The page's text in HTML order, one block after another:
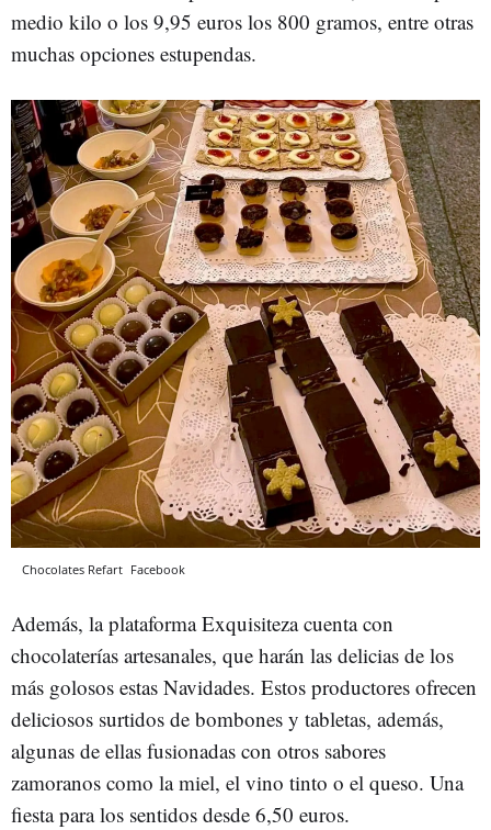
medio kilo o los 9,95 euros los 800 gramos, entre otras
muchas opciones estupendas.
Chocolates Refart Facebook
Además, la plataforma Exquisiteza cuenta con
chocolaterías artesanales, que harán las delicias de los
más golosos estas Navidades. Estos productores ofrecen
deliciosos surtidos de bombones y tabletas, además,
algunas de ellas fusionadas con otros sabores
zamoranos como la miel, el vino tinto o el queso. Una
fiesta para los sentidos desde 6,50 euros.